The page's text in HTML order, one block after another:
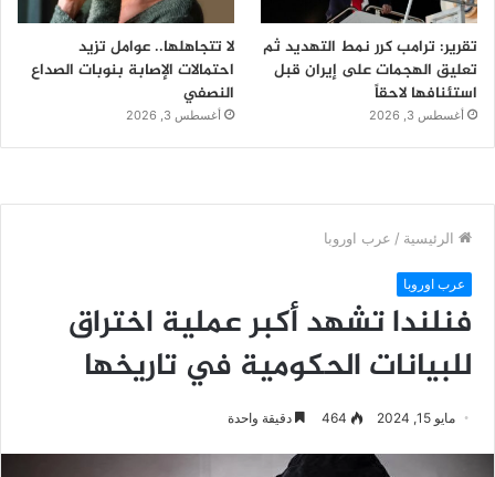
تقرير: ترامب كرر نمط التهديد ثم
تعليق الهجمات على إيران قبل
استئنافها لاحقاً
أغسطس 3, 2026
لا تتجاهلها.. عوامل تزيد
احتمالات الإصابة بنوبات الصداع
النصفي
أغسطس 3, 2026